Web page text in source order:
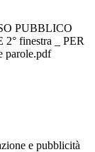
PUBBLICO
finestra _ PER
parole.pdf
e pubblicità